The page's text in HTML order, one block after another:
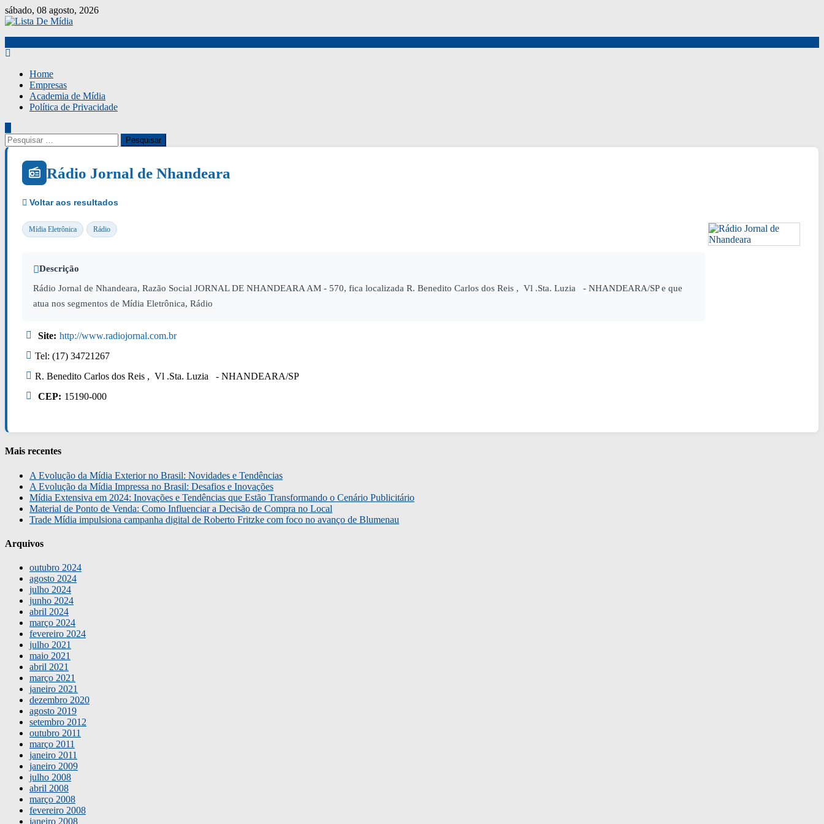
Skip
to
sábado, 08 agosto, 2026
Home
Empresas
Academia de Mídia
Política de Privacidade
Pesquisar
por:
Rádio Jornal de Nhandeara
Mídia Eletrônica Rádio
Descrição
Rádio Jornal de Nhandeara, Razão Social JORNAL DE NHANDEARA AM - 570, fica localizada R. Benedito Carlos dos Reis , Vl .Sta. Luzia - NHANDEARA/SP e que
atua nos segmentos de Mídia Eletrônica, Rádio
Site: http://www.radiojornal.com.br
Tel: (17) 34721267
R. Benedito Carlos dos Reis , Vl .Sta. Luzia - NHANDEARA/SP
CEP: 15190-000
Mais recentes
A Evolução da Mídia Exterior no Brasil: Novidades e Tendências
A Evolução da Mídia Impressa no Brasil: Desafios e Inovações
Mídia Extensiva em 2024: Inovações e Tendências que Estão Transformando o Cenário Publicitário
Material de Ponto de Venda: Como Influenciar a Decisão de Compra no Local
Trade Mídia impulsiona campanha digital de Roberto Fritzke com foco no avanço de Blumenau
Arquivos
outubro 2024
agosto 2024
julho 2024
junho 2024
abril 2024
março 2024
fevereiro 2024
julho 2021
maio 2021
abril 2021
março 2021
janeiro 2021
dezembro 2020
agosto 2019
setembro 2012
outubro 2011
março 2011
janeiro 2011
janeiro 2009
julho 2008
abril 2008
março 2008
fevereiro 2008
janeiro 2008